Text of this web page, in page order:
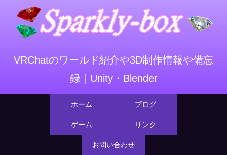
VRChatのワールド紹介や3D制作情報や備忘
録｜Unity・Blender
ホーム ブログ
ゲーム リンク
お問い合わせ